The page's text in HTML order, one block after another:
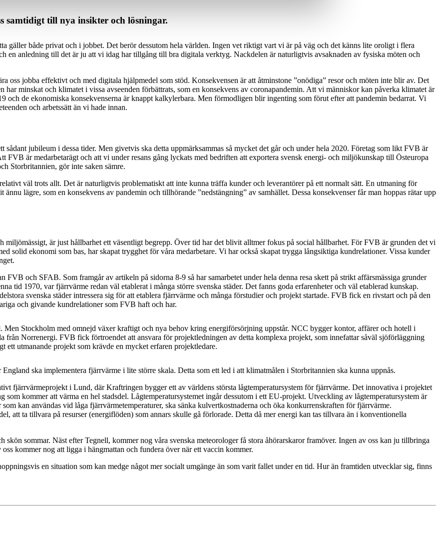
samtidigt till nya insikter och lösningar.
gäller både privat och i jobbet. Det berör dessutom hela världen. Ingen vet riktigt vart vi är på väg och det känns lite oroligt i flera
en anledning till det är ju att vi idag har tillgång till bra digitala verktyg. Nackdelen är naturligtvis avsaknaden av fysiska möten och
oss jobba effektivt och med digitala hjälpmedel som stöd. Konsekvensen är att åtminstone ”onödiga” resor och möten inte blir av. Det
har minskat och klimatet i vissa avseenden förbättrats, som en konsekvens av coronapandemin. Att vi människor kan påverka klimatet är
och de ekonomiska konsekvenserna är knappt kalkylerbara. Men förmodligen blir ingenting som förut efter att pandemin bedarrat. Vi
och arbetssätt än vi hade innan.
jubileum i dessa tider. Men givetvis ska detta uppmärksammas så mycket det går och under hela 2020. Företag som likt FVB är
är medarbetarägt och att vi under resans gång lyckats med bedriften att exportera svensk energi- och miljökunskap till Östeuropa
Storbritannien, gör inte saken sämre.
väl trots allt. Det är naturligtvis problematiskt att inte kunna träffa kunder och leverantörer på ett normalt sätt. En utmaning för
lägre, som en konsekvens av pandemin och tillhörande ”nedstängning” av samhället. Dessa konsekvenser får man hoppas rätar upp
är just hållbarhet ett väsentligt begrepp. Över tid har det blivit alltmer fokus på social hållbarhet. För FVB är grunden det vi
solid ekonomi som bas, har skapat trygghet för våra medarbetare. Vi har också skapat trygga långsiktiga kundrelationer. Vissa kunder
FVB och SFAB. Som framgår av artikeln på sidorna 8-9 så har samarbetet under hela denna resa skett på strikt affärsmässiga grunder
tid 1970, var fjärrvärme redan väl etablerat i många större svenska städer. Det fanns goda erfarenheter och väl etablerad kunskap.
svenska städer intressera sig för att etablera fjärrvärme och många förstudier och projekt startade. FVB fick en rivstart och på den
och givande kundrelationer som FVB haft och har.
Stockholm med omnejd växer kraftigt och nya behov kring energiförsörjning uppstår. NCC bygger kontor, affärer och hotell i
från Norrenergi. FVB fick förtroendet att ansvara för projektledningen av detta komplexa projekt, som innefattar såväl sjöförläggning
utmanande projekt som krävde en mycket erfaren projektledare.
ska implementera fjärrvärme i lite större skala. Detta som ett led i att klimatmålen i Storbritannien ska kunna uppnås.
fjärrvärmeprojekt i Lund, där Kraftringen bygger ett av världens största lågtemperatursystem för fjärrvärme. Det innovativa i projektet
som kommer att värma en hel stadsdel. Lågtemperatursystemet ingår dessutom i ett EU-projekt. Utveckling av lågtemperatursystem är
kan användas vid låga fjärrvärmetemperaturer, ska sänka kulvertkostnaderna och öka konkurrenskraften för fjärrvärme.
att ta tillvara på resurser (energiflöden) som annars skulle gå förlorade. Detta då mer energi kan tas tillvara än i konventionella
sommar. Näst efter Tegnell, kommer nog våra svenska meteorologer få stora åhörarskaror framöver. Ingen av oss kan ju tillbringa
kommer nog att ligga i hängmattan och fundera över när ett vaccin kommer.
en situation som kan medge något mer socialt umgänge än som varit fallet under en tid. Hur än framtiden utvecklar sig, finns